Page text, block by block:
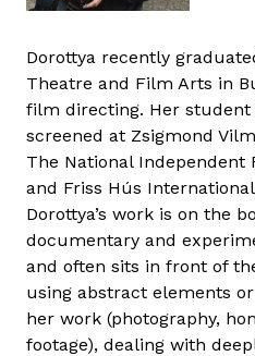
Dorottya recently
Theatre and Film Arts in
film directing. Her student
screened at Zsigmond
The National Independent
and Friss Hús
Dorottya’s work is on the
documentary and
and often sits in front of
using abstract elements
her work (photography,
footage), dealing with